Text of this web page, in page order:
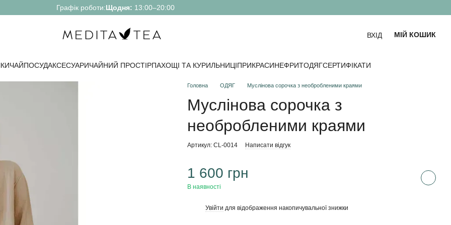
Графік роботи:Щодня: 13:00–20:00
ВХІД МІЙ КОШИК
ЧАЙПОСУДАКСЕСУАРИЧАЙНИЙ ПРОСТІРПАХОЩІ ТА КУРИЛЬНИЦІПРИКРАСИНЕФРИТОДЯГСЕРТИФІКАТИ
Головна ОДЯГ Муслінова сорочка з необробленими краями
Муслінова сорочка з
необробленими краями
Артикул: CL-0014 Написати відгук
1 600 грн
В наявності
Увійти для відображення накопичувальної знижки